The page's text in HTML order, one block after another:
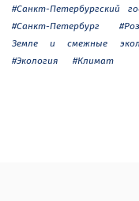
#Санкт-Петербургский
#Санкт-Петербург
Земле и смежные
#Экология
#Климат